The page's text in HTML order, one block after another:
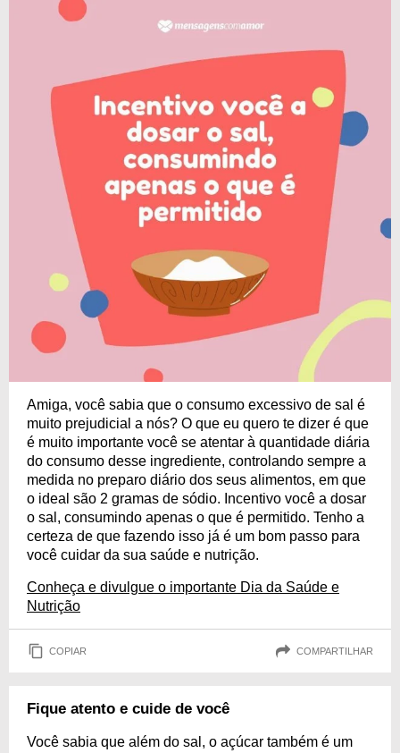
Amiga, você sabia que o consumo excessivo de sal é
muito prejudicial a nós? O que eu quero te dizer é que
é muito importante você se atentar à quantidade diária
do consumo desse ingrediente, controlando sempre a
medida no preparo diário dos seus alimentos, em que
o ideal são 2 gramas de sódio. Incentivo você a dosar
o sal, consumindo apenas o que é permitido. Tenho a
certeza de que fazendo isso já é um bom passo para
você cuidar da sua saúde e nutrição.
Conheça e divulgue o importante Dia da Saúde e
Nutrição
COPIAR COMPARTILHAR
Fique atento e cuide de você
Você sabia que além do sal, o açúcar também é um